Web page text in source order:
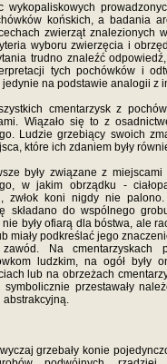
wykopaliskowych
końskich, a badania
zwierząt znalezionych
wyboru zwierzęcia i
trudno znaleźć
tych pochówków i
na podstawie analogii z
cmentarzysk z
Wiązało się to z
Ludzie grzebiący swoich
które ich zdaniem były
były związane z miejscami
w jakim obrządku -
zwłok koni nigdy nie
składano do wspólnego
były ofiarą dla bóstwa, ale
miały podkreślać jego
Na cmentarzyskach
ludzkim, na ogół
lub na obrzeżach
przestawały
grzebały konie